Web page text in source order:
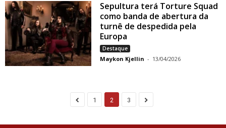
Sepultura terá Torture Squad
como banda de abertura da
turnê de despedida pela
Europa
Destaque
Maykon Kjellin - 13/04/2026
1 2 3